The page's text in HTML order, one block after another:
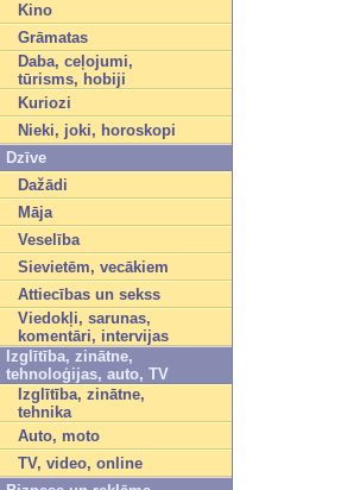
Kino
Grāmatas
Daba, ceļojumi,
tūrisms, hobiji
Kuriozi
Nieki, joki, horoskopi
Dzīve
Dažādi
Māja
Veselība
Sievietēm, vecākiem
Attiecības un sekss
Viedokļi, sarunas,
komentāri, intervijas
Izglītība, zinātne,
tehnoloģijas, auto, TV
Izglītība, zinātne,
tehnika
Auto, moto
TV, video, online